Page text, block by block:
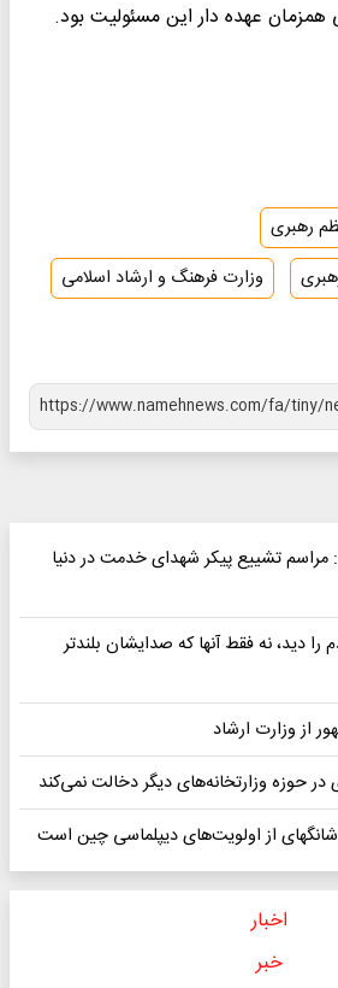
عهده دار این مسئولیت بود.
رهبری
وزارت فرهنگ و ارشاد اسلامی
مراسم تشییع پیکر شهدای خدمت در دنیا
را دید، نه فقط آنها که صدایشان بلندتر
از وزارت ارشاد
حوزه وزارتخانه‌های دیگر دخالت نمی‌کند
از اولویت‌های دیپلماسی چین است
اخبار
خبر